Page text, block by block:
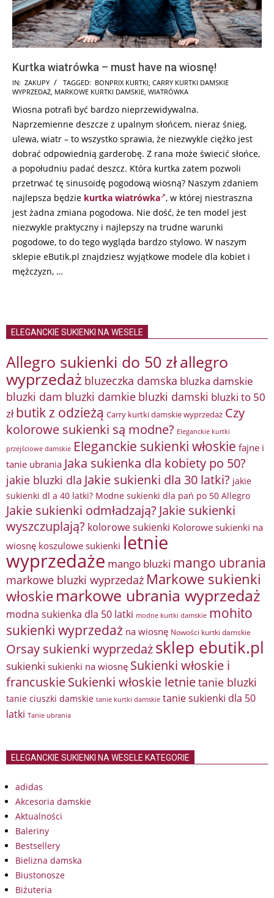
Kurtka wiatrówka – must have na wiosnę!
2025-
08-
21
IN: ZAKUPY TAGGED: BONPRIX KURTKI, CARRY KURTKI DAMSKIE
WYPRZEDAŻ, MARKOWE KURTKI DAMSKIE, WIATRÓWKA
Wiosna potrafi być bardzo nieprzewidywalna.
Naprzemienne deszcze z upalnym słońcem, nieraz śnieg,
ulewa, wiatr – to wszystko sprawia, że niezwykle ciężko jest
dobrać odpowiednią garderobę. Z rana może świecić słońce,
a popołudniu padać deszcz. Która kurtka zatem pozwoli
przetrwać tę sinusoidę pogodową wiosną? Naszym zdaniem
najlepsza będzie kurtka wiatrówka , w której niestraszna
jest żadna zmiana pogodowa. Nie dość, że ten model jest
niezwykle praktyczny i najlepszy na trudne warunki
pogodowe, to do tego wygląda bardzo stylowo. W naszym
sklepie eButik.pl znajdziesz wyjątkowe modele dla kobiet i
mężczyzn, …
ELEGANCKIE SUKIENKI NA WESELE
Allegro sukienki do 50 złallegro
wyprzedaż bluzeczka damska bluzka damskie
bluzki dam bluzki damkie bluzki damski bluzki to 50
zł butik z odzieżą Carry kurtki damskie wyprzedaż Czy
kolorowe sukienki są modne? Eleganckie kurtki
przejściowe damskie Eleganckie sukienki włoskie fajne i
tanie ubrania Jaka sukienka dla kobiety po 50?
jakie bluzki dla Jakie sukienki dla 30 latki? jakie
sukienki dl a 40 latki? Modne sukienki dla pań po 50 Allegro
Jakie sukienki odmładzają? Jakie sukienki
wyszczuplają? kolorowe sukienki Kolorowe sukienki na
wiosnę koszulowe sukienki letnie
wyprzedaże mango bluzki mango ubrania
markowe bluzki wyprzedaż Markowe sukienki
włoskie markowe ubrania wyprzedaż
modna sukienka dla 50 latki modne kurtki damskie mohito
sukienki wyprzedaż na wiosnę Nowości kurtki damskie
Orsay sukienki wyprzedażsklep ebutik.pl
sukienki sukienki na wiosnę Sukienki włoskie i
francuskieSukienki włoskie letnietanie bluzki
tanie ciuszki damskie tanie kurtki damskie tanie sukienki dla 50
latki Tanie ubrania
ELEGANCKIE SUKIENKI NA WESELE KATEGORIE
adidas
Akcesoria damskie
Aktualności
Baleriny
Bestsellery
Bielizna damska
Biustonosze
Biżuteria